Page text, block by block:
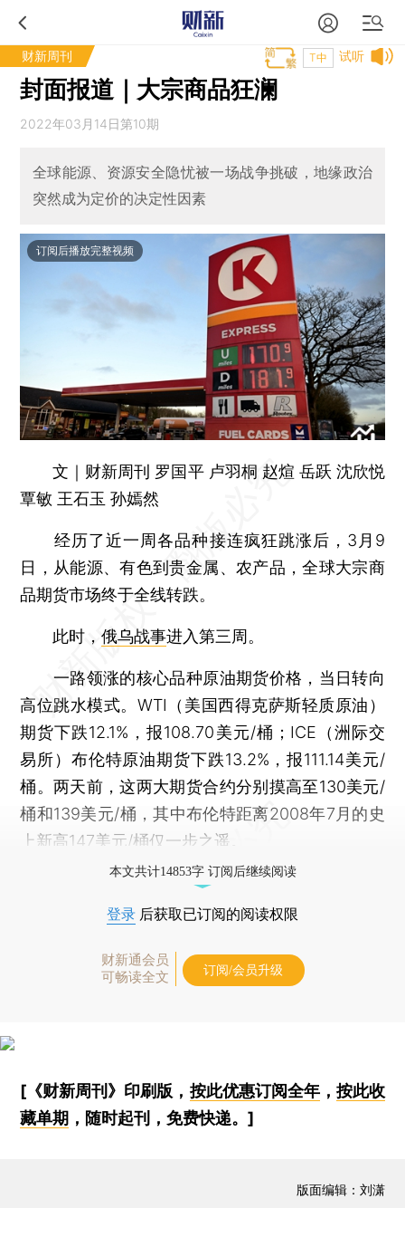
财新周刊 试听
T中
封面报道｜大宗商品狂澜
2022年03月14日第10期
全球能源、资源安全隐忧被一场战争挑破，地缘政治
突然成为定价的决定性因素
订阅后播放完整视频
文｜财新周刊 罗国平 卢羽桐 赵煊 岳跃 沈欣悦
覃敏 王石玉 孙嫣然
经历了近一周各品种接连疯狂跳涨后，3月9
日，从能源、有色到贵金属、农产品，全球大宗商
品期货市场终于全线转跌。
此时，俄乌战事进入第三周。
一路领涨的核心品种原油期货价格，当日转向
高位跳水模式。WTI（美国西得克萨斯轻质原油）
期货下跌12.1%，报108.70美元/桶；ICE（洲际交
易所）布伦特原油期货下跌13.2%，报111.14美元/
桶。两天前，这两大期货合约分别摸高至130美元/
桶和139美元/桶，其中布伦特距离2008年7月的史
上新高147美元/桶仅一步之遥。
本文共计14853字 订阅后继续阅读
登录 后获取已订阅的阅读权限
财新通会员
可畅读全文
订阅/会员升级
[《财新周刊》印刷版， 按此优惠订阅全年， 按此收
藏单期 ，随时起刊，免费快递。]
版面编辑：刘潇